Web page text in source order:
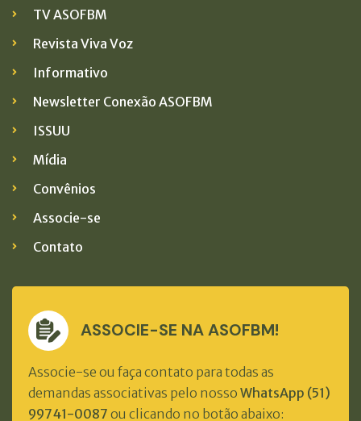
TV ASOFBM
Revista Viva Voz
Informativo
Newsletter Conexão ASOFBM
ISSUU
Mídia
Convênios
Associe-se
Contato
ASSOCIE-SE NA ASOFBM!
Associe-se ou faça contato para todas as
demandas associativas pelo nosso WhatsApp (51)
99741-0087 ou clicando no botão abaixo: